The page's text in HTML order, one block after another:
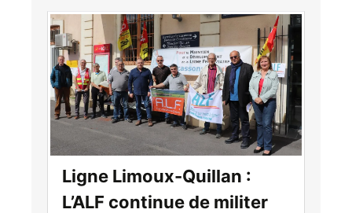
Ligne Limoux-Quillan :
L’ALF continue de militer